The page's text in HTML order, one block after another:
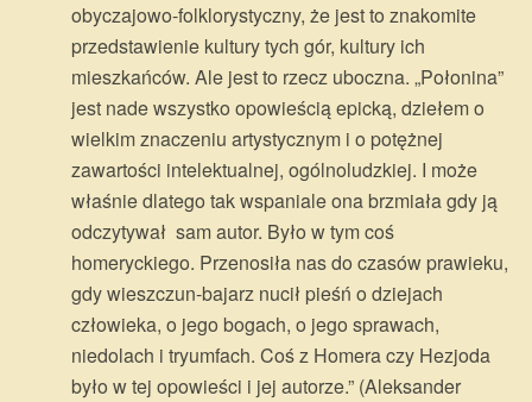
obyczajowo-folklorystyczny, że jest to znakomite
przedstawienie kultury tych gór, kultury ich
mieszkańców. Ale jest to rzecz uboczna. „Połonina”
jest nade wszystko opowieścią epicką, dziełem o
wielkim znaczeniu artystycznym i o potężnej
zawartości intelektualnej, ogólnoludzkiej. I może
właśnie dlatego tak wspaniale ona brzmiała gdy ją
odczytywał sam autor. Było w tym coś
homeryckiego. Przenosiła nas do czasów prawieku,
gdy wieszczun-bajarz nucił pieśń o dziejach
człowieka, o jego bogach, o jego sprawach,
niedolach i tryumfach. Coś z Homera czy Hezjoda
było w tej opowieści i jej autorze.” (Aleksander